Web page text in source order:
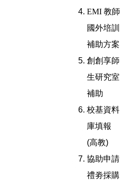
EMI 教師
國外培訓
補助方案
創創享師
生研究室
補助
校基資料
庫填報
(高教)
協助申請
禮劵採購